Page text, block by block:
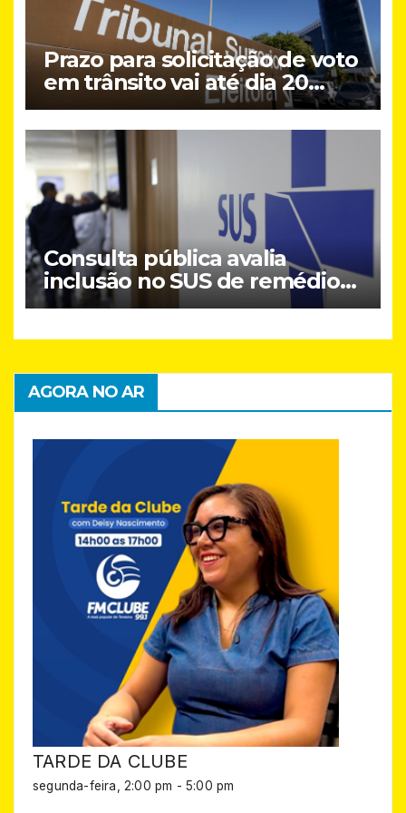
Prazo para solicitação de voto
em trânsito vai até dia 20
deste mês
Consulta pública avalia
inclusão no SUS de remédio
para hipertensão
AGORA NO AR
TARDE DA CLUBE
segunda-feira, 2:00 pm -5:00 pm